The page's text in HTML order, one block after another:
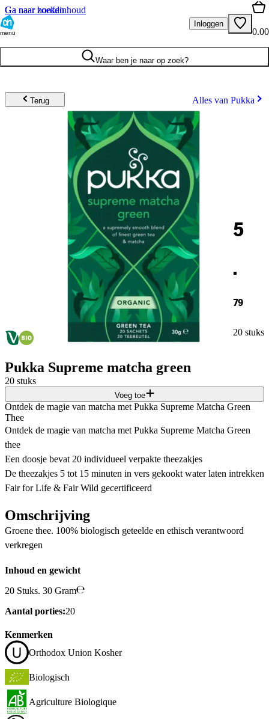
Ga naar hoofdinhoud
Ga naar zoeken
menu
Inloggen
0.00
Waar ben je naar op zoek?
Terug Alles van Pukka
5
.
79
20 stuks
Pukka Supreme matcha green
20 stuks
Voeg toe
Ontdek de magie van matcha met Pukka Supreme Matcha Green
Thee
Ontdek de magie van matcha met Pukka Supreme Matcha Green
thee
Een doosje bevat 20 individueel verpakte theezakjes
De theezakjes 5 tot 15 minuten in vers gekookt water laten intrekken
Fair for Life & Fair Wild gecertificeerd
Omschrijving
Groene thee. 100% biologisch geteelde en ethisch verantwoord
verkregen
Inhoud en gewicht
20 Stuks. 30 Gram
Aantal porties:20
Kenmerken
Orthodox Union Kosher
Biologisch
Agriculture Biologique